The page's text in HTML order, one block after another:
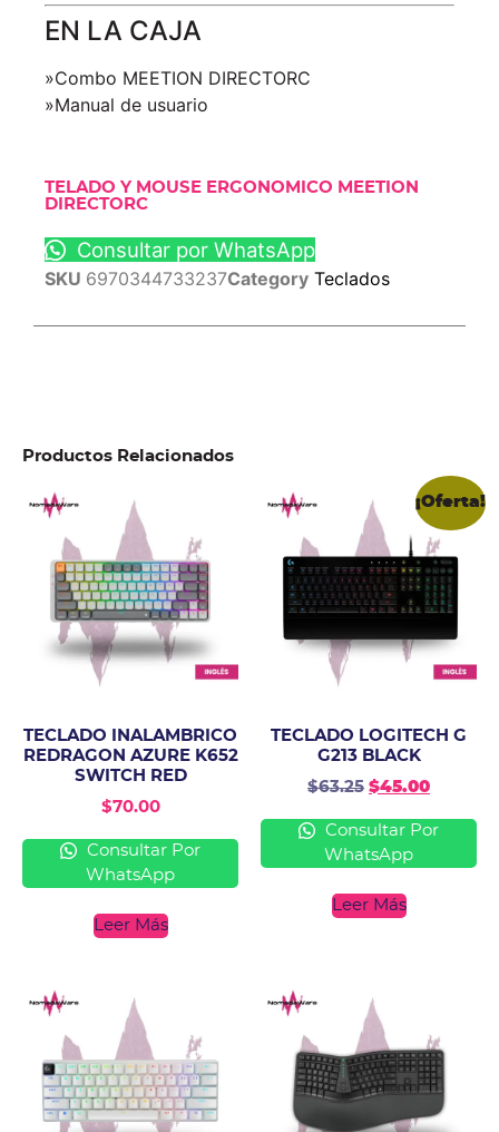
EN LA CAJA
»Combo MEETION DIRECTORC
»Manual de usuario
TELADO Y MOUSE ERGONOMICO MEETION
DIRECTORC
Consultar por WhatsApp
SKU 6970344733237Category Teclados
Productos Relacionados
TECLADO INALAMBRICO
REDRAGON AZURE K652
SWITCH RED
$70.00
Consultar Por
WhatsApp
Leer Más
¡Oferta!
TECLADO LOGITECH G
G213 BLACK
$63.25 $45.00
Consultar Por
WhatsApp
Leer Más